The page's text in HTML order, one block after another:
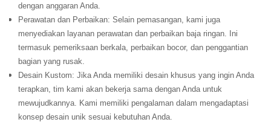
dengan anggaran Anda.
Perawatan dan Perbaikan: Selain pemasangan, kami juga
menyediakan layanan perawatan dan perbaikan baja ringan. Ini
termasuk pemeriksaan berkala, perbaikan bocor, dan penggantian
bagian yang rusak.
Desain Kustom: Jika Anda memiliki desain khusus yang ingin Anda
terapkan, tim kami akan bekerja sama dengan Anda untuk
mewujudkannya. Kami memiliki pengalaman dalam mengadaptasi
konsep desain unik sesuai kebutuhan Anda.